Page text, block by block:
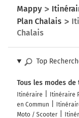
Mappy
Plan Chalais
Chalais
Top
Tous les modes
Itinéraire Itinéraire
en Commun
Moto / Scooter